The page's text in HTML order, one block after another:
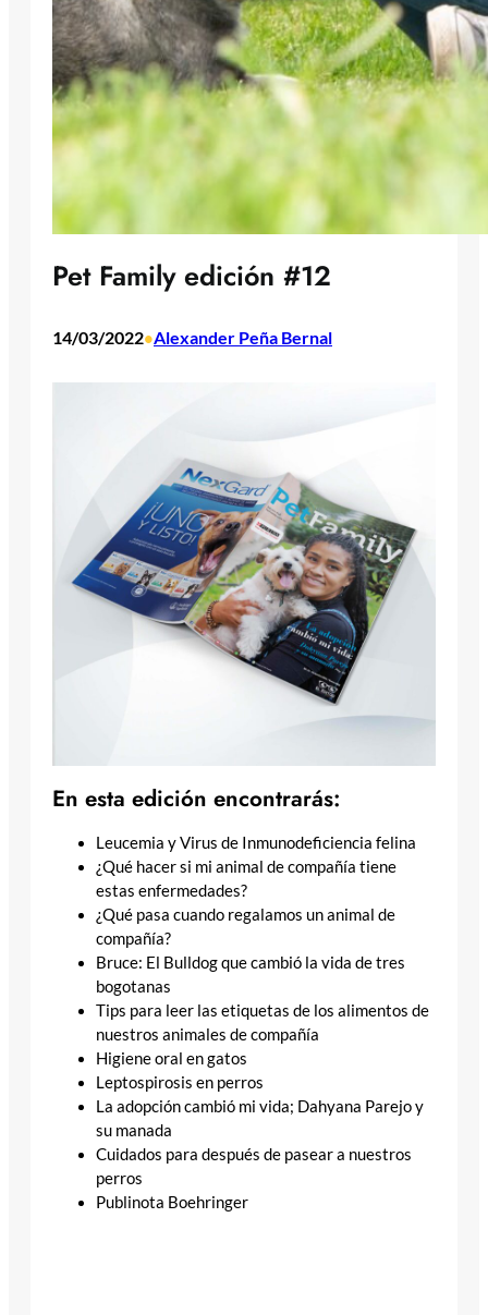
Pet Family edición #12
14/03/2022•Alexander Peña Bernal
En esta edición encontrarás:
Leucemia y Virus de Inmunodeficiencia felina
¿Qué hacer si mi animal de compañía tiene
estas enfermedades?
¿Qué pasa cuando regalamos un animal de
compañía?
Bruce: El Bulldog que cambió la vida de tres
bogotanas
Tips para leer las etiquetas de los alimentos de
nuestros animales de compañía
Higiene oral en gatos
Leptospirosis en perros
La adopción cambió mi vida; Dahyana Parejo y
su manada
Cuidados para después de pasear a nuestros
perros
Publinota Boehringer